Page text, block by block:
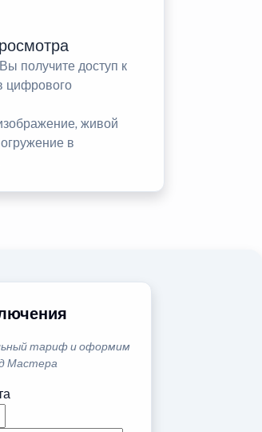
получите доступ к
цифрового
живой
в
тариф и оформим
Мастера